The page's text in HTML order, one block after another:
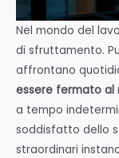
Nel mondo del
di sfruttamento.
affrontano
essere fermato al
a tempo
soddisfatto dello
straordinari